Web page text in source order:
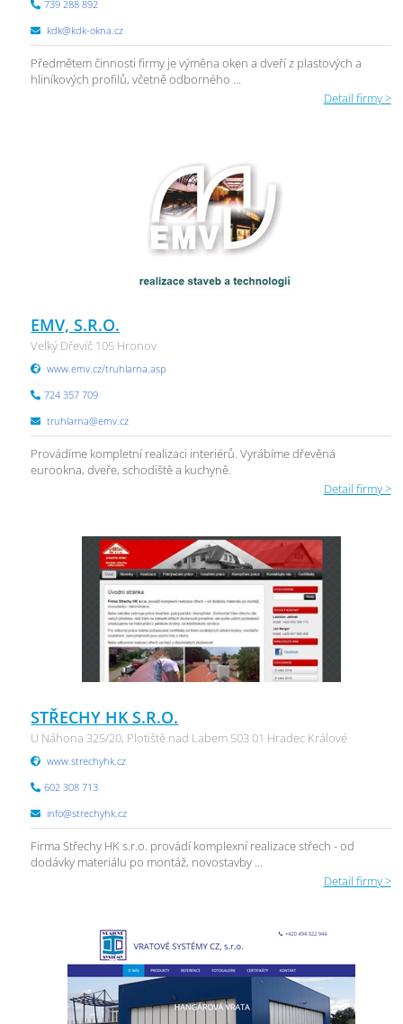
739 288 892
kdk@kdk-okna.cz
Předmětem činnosti firmy je výměna oken a dveří z plastových a
hliníkových profilů, včetně odborného ...
Detail firmy >
EMV, S.R.O.
Velký Dřevíč 105 Hronov
www.emv.cz/truhlarna.asp
724 357 709
truhlarna@emv.cz
Provádíme kompletní realizaci interiérů. Vyrábíme dřevěná
eurookna, dveře, schodiště a kuchyně.
Detail firmy >
STŘECHY HK S.R.O.
U Náhona 325/20, Plotiště nad Labem 503 01 Hradec Králové
www.strechyhk.cz
602 308 713
info@strechyhk.cz
Firma Střechy HK s.r.o. provádí komplexní realizace střech - od
dodávky materiálu po montáž, novostavby ...
Detail firmy >